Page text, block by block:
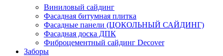
Виниловый сайдинг
Фасадная битумная плитка
Фасадные панели (ЦОКОЛЬНЫЙ САЙДИНГ)
Фасадная доска ДПК
Фиброцементный сайдинг Decover
Заборы